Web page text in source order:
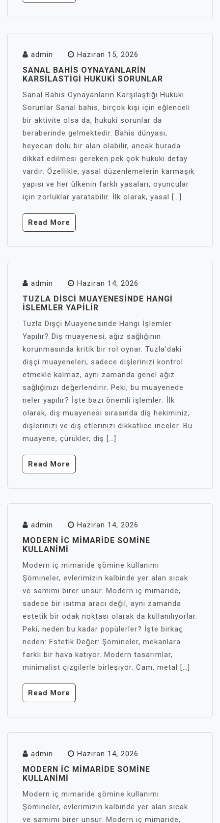
admin Haziran 15, 2026
SANAL BAHIS OYNAYANLARIN
KARSILASTIGI HUKUKI SORUNLAR
Sanal Bahis Oynayanların Karşılaştığı Hukuki
Sorunlar Sanal bahis, birçok kişi için eğlenceli
bir aktivite olsa da, hukuki sorunlar da
beraberinde gelmektedir. Bahis dünyası,
heyecan dolu bir alan olabilir, ancak burada
dikkat edilmesi gereken pek çok hukuki detay
vardır. Özellikle, yasal düzenlemelerin karmaşık
yapısı ve her ülkenin farklı yasaları, oyuncular
için zorluklar yaratabilir. İlk olarak, yasal […]
Read More
admin Haziran 14, 2026
TUZLA DISCI MUAYENESINDE HANGI
İSLEMLER YAPILIR
Tuzla Dişçi Muayenesinde Hangi İşlemler
Yapılır? Diş muayenesi, ağız sağlığının
korunmasında kritik bir rol oynar. Tuzla’daki
dişçi muayeneleri, sadece dişlerinizi kontrol
etmekle kalmaz, aynı zamanda genel ağız
sağlığınızı değerlendirir. Peki, bu muayenede
neler yapılır? İşte bazı önemli işlemler: İlk
olarak, diş muayenesi sırasında diş hekiminiz,
dişlerinizi ve diş etlerinizi dikkatlice inceler. Bu
muayene, çürükler, diş […]
Read More
admin Haziran 14, 2026
MODERN İC MIMARIDE SOMINE
KULLANIMI
Modern iç mimaride şömine kullanımı
Şömineler, evlerimizin kalbinde yer alan sıcak
ve samimi birer unsur. Modern iç mimaride,
sadece bir ısıtma aracı değil, aynı zamanda
estetik bir odak noktası olarak da kullanılıyorlar.
Peki, neden bu kadar popülerler? İşte birkaç
neden: Estetik Değer: Şömineler, mekanlara
farklı bir hava katıyor. Modern tasarımlar,
minimalist çizgilerle birleşiyor. Cam, metal […]
Read More
admin Haziran 14, 2026
MODERN İC MIMARIDE SOMINE
KULLANIMI
Modern iç mimaride şömine kullanımı
Şömineler, evlerimizin kalbinde yer alan sıcak
ve samimi birer unsur. Modern iç mimaride,